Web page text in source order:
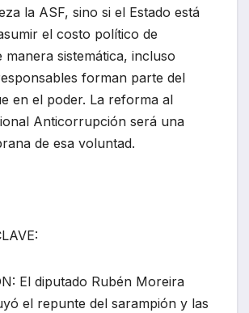
la ASF, sino si el Estado está
el costo político de
manera sistemática, incluso
forman parte del
en el poder. La reforma al
Anticorrupción será una
de esa voluntad.
El diputado Rubén Moreira
el repunte del sarampión y las